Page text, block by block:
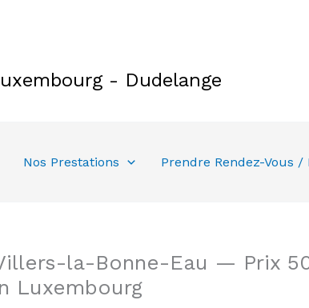
- Dudelange
Nos Prestations Prendre Rendez-Vous /
la-Bonne-Eau — Prix
Luxembourg